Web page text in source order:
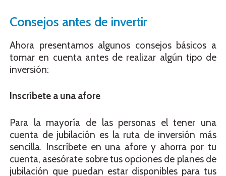
Consejos antes de invertir
Ahora presentamos algunos consejos básicos a
tomar en cuenta antes de realizar algún tipo de
inversión:
Inscríbete a una afore
Para la mayoría de las personas el tener una
cuenta de jubilación es la ruta de inversión más
sencilla. Inscríbete en una afore y ahorra por tu
cuenta, asesórate sobre tus opciones de planes de
jubilación que puedan estar disponibles para tus